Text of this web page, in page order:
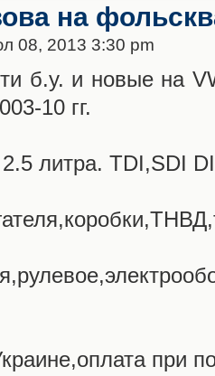
на
08, 2013 3:30 pm
б.у. и новые на
10 гг.
литра. TDI,SDI
при